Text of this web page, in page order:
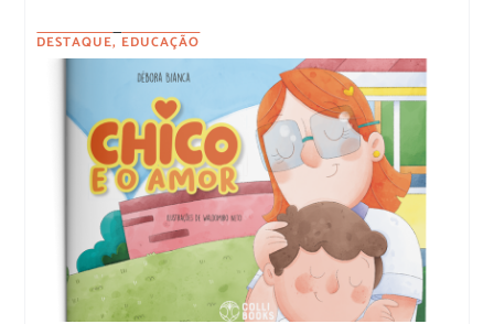
DESTAQUE, EDUCAÇÃO